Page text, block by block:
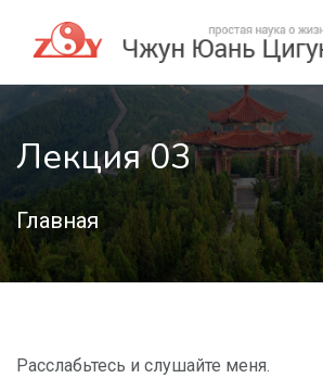
Лекция 03
Главная
Расслабьтесь и слушайте меня.